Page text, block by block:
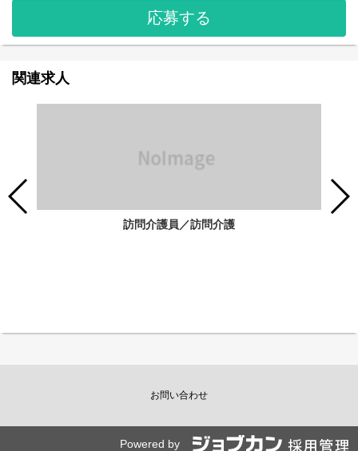
応募する
関連求人
訪問介護員／訪問介護
お問い合わせ
Powered by